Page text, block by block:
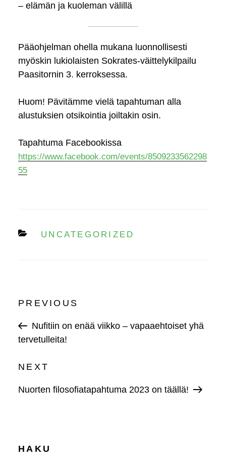
– elämän ja kuoleman välillä
Pääohjelman ohella mukana luonnollisesti
myöskin lukiolaisten Sokrates-väittelykilpailu
Paasitornin 3. kerroksessa.
Huom! Pävitämme vielä tapahtuman alla
alustuksien otsikointia joiltakin osin.
Tapahtuma Facebookissa
https://www.facebook.com/events/8509233562298
55
CATEGORIES
UNCATEGORIZED
navigation
Previous
PREVIOUS
Nufitiin on enää viikko – vapaaehtoiset yhä
tervetulleita!
Next
NEXT
Nuorten filosofiatapahtuma 2023 on täällä!
HAKU